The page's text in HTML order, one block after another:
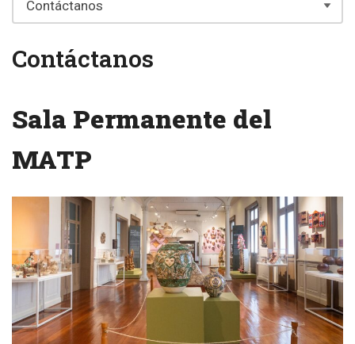
Contáctanos
Sala Permanente del
MATP